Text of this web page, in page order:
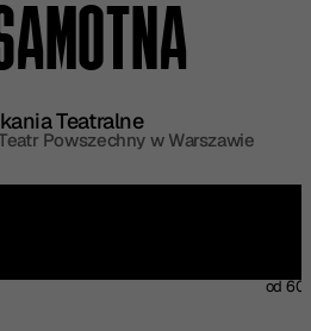
Teatralne
Powszechny w Warszawie
od 60